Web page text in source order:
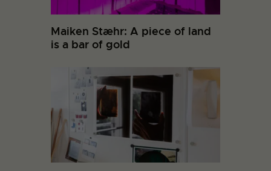
Maiken Stæhr: A piece of land
is a bar of gold